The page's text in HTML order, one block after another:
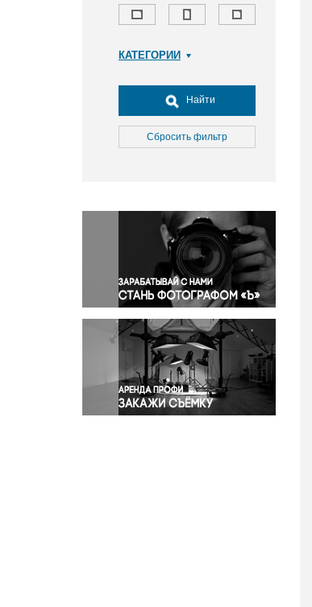
КАТЕГОРИИ
Досуг, туризм и отдых
Культура
Медицина
Окружающая среда
Политика
Правосудие
Происшествия и конфликты
Религия
Светская жизнь
Спорт
Экология
Экономика и бизнес
Найти
Сбросить фильтр